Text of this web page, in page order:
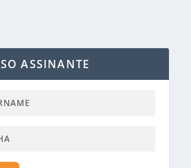
ASSINANTE